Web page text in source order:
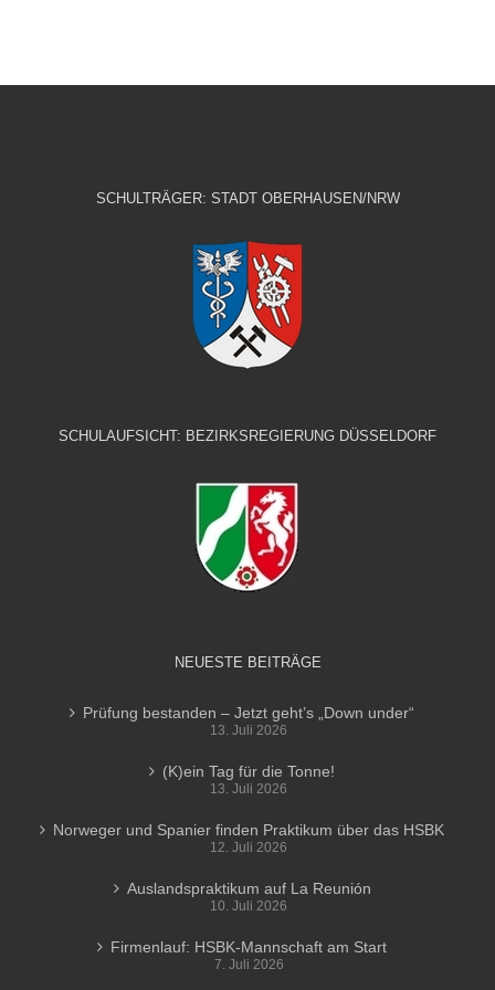
SCHULTRÄGER: STADT OBERHAUSEN/NRW
SCHULAUFSICHT: BEZIRKSREGIERUNG DÜSSELDORF
NEUESTE BEITRÄGE
Prüfung bestanden – Jetzt geht’s „Down under“
13. Juli 2026
(K)ein Tag für die Tonne!
13. Juli 2026
Norweger und Spanier finden Praktikum über das HSBK
12. Juli 2026
Auslandspraktikum auf La Reunión
10. Juli 2026
Firmenlauf: HSBK-Mannschaft am Start
7. Juli 2026